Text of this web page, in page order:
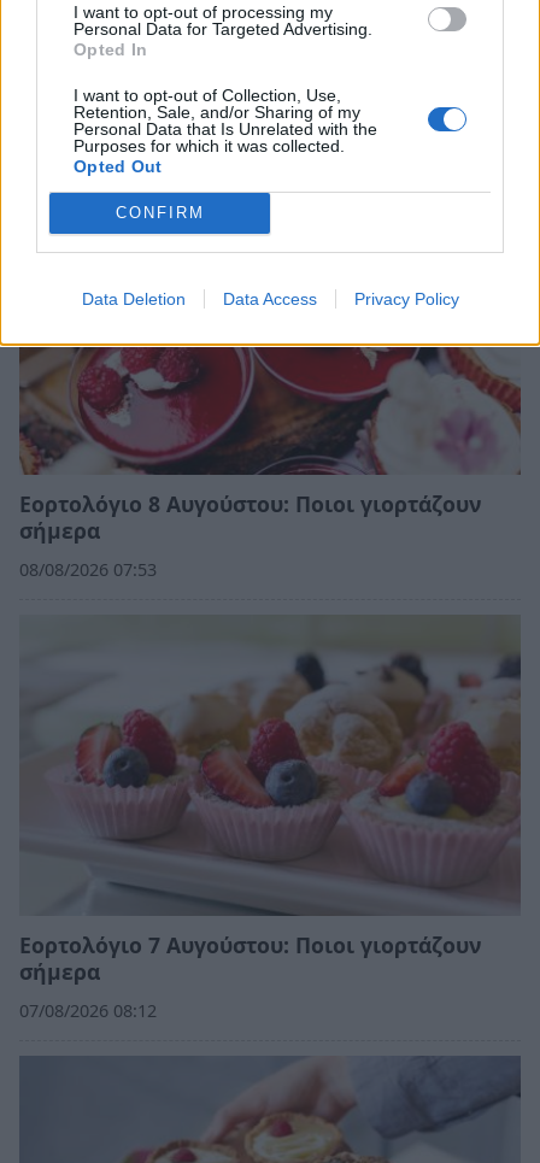
I want to opt-out of processing my
Personal Data for Targeted Advertising.
Opted In
I want to opt-out of Collection, Use,
Retention, Sale, and/or Sharing of my
Personal Data that Is Unrelated with the
Purposes for which it was collected.
Opted Out
CONFIRM
Data Deletion Data Access Privacy Policy
Σχετικά Άρθρα
Εορτολόγιο 8 Αυγούστου: Ποιοι γιορτάζουν
σήμερα
08/08/2026 07:53
Εορτολόγιο 7 Αυγούστου: Ποιοι γιορτάζουν
σήμερα
07/08/2026 08:12